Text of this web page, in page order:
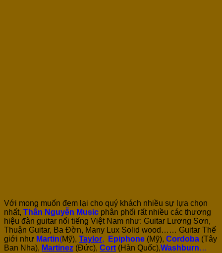
Với mong muốn đem lại cho quý khách nhiều sự lựa chọn
nhất, Thân Nguyễn Music phân phối rất nhiều các thương
hiệu đàn guitar nổi tiếng Việt Nam như: Guitar Lương Sơn,
Thuận Guitar, Ba Đờn, Many Lux Solid wood…… Guitar Thế
giới như Martin(Mỹ), Taylor, Epiphone (Mỹ), Cordoba (Tây
Ban Nha), Martinez (Đức), Cort (Hàn Quốc),Washburn…